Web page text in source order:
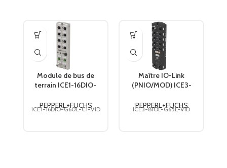
Module de bus de
terrain ICE1-16DIO-
PEPPERL+FUCHS
PEPPERL+FUCHS
ICE1-16DIO-G60L-C1-V1D
Maître IO-Link
(PNIO/MOD) ICE3-
PEPPERL+FUCHS
PEPPERL+FUCHS
ICE3-8IOL-G65L-V1D